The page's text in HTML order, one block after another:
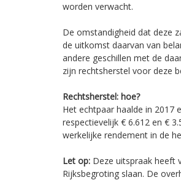
worden verwacht.
De omstandigheid dat deze
de uitkomst daarvan van
andere geschillen met de
zijn rechtsherstel voor deze
Rechtsherstel: hoe?
Het echtpaar haalde in 2017
respectievelijk € 6.612 en €
werkelijke rendement in de
Let op: Deze uitspraak heeft
Rijksbegroting slaan. De